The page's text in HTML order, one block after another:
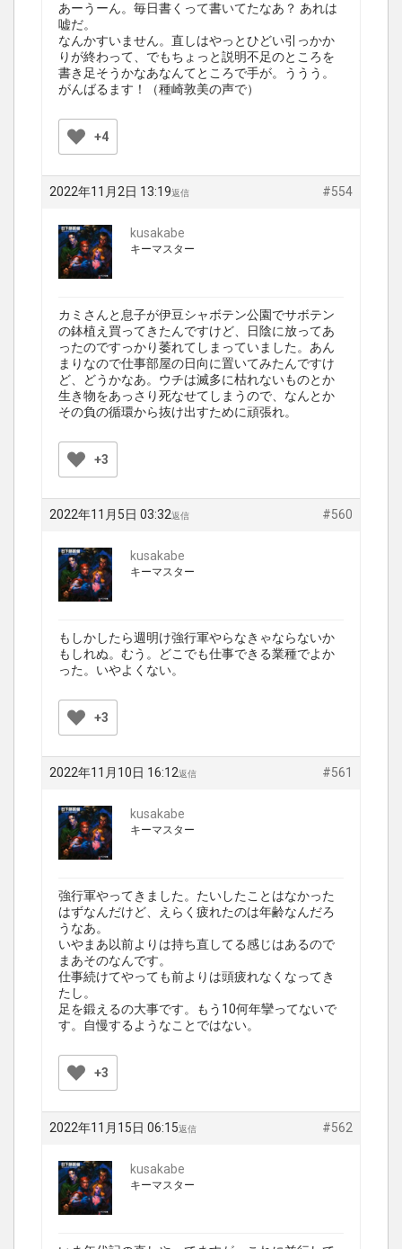
あーうーん。毎日書くって書いてたなあ？ あれは
嘘だ。
なんかすいません。直しはやっとひどい引っかか
りが終わって、でもちょっと説明不足のところを
書き足そうかなあなんてところで手が。ううう。
がんばるます！（種崎敦美の声で）
+4
2022年11月2日 13:19 #554
返信
kusakabe
キーマスター
カミさんと息子が伊豆シャボテン公園でサボテン
の鉢植え買ってきたんですけど、日陰に放ってあ
ったのですっかり萎れてしまっていました。あん
まりなので仕事部屋の日向に置いてみたんですけ
ど、どうかなあ。ウチは滅多に枯れないものとか
生き物をあっさり死なせてしまうので、なんとか
その負の循環から抜け出すために頑張れ。
+3
2022年11月5日 03:32 #560
返信
kusakabe
キーマスター
もしかしたら週明け強行軍やらなきゃならないか
もしれぬ。むう。どこでも仕事できる業種でよか
った。いやよくない。
+3
2022年11月10日 16:12 #561
返信
kusakabe
キーマスター
強行軍やってきました。たいしたことはなかった
はずなんだけど、えらく疲れたのは年齢なんだろ
うなあ。
いやまあ以前よりは持ち直してる感じはあるので
まあそのなんです。
仕事続けてやっても前よりは頭疲れなくなってき
たし。
足を鍛えるの大事です。もう10何年攣ってないで
す。自慢するようなことではない。
+3
2022年11月15日 06:15 #562
返信
kusakabe
キーマスター